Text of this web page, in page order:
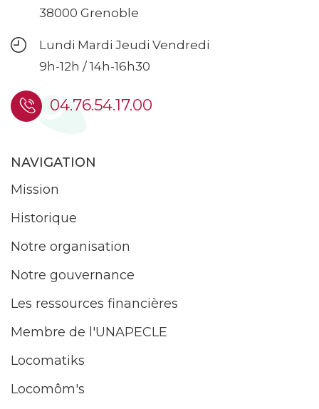
38000 Grenoble
Lundi Mardi Jeudi Vendredi
9h-12h / 14h-16h30
04.76.54.17.00
NAVIGATION
Mission
Historique
Notre organisation
Notre gouvernance
Les ressources financières
Membre de l'UNAPECLE
Locomatiks
Locomôm's